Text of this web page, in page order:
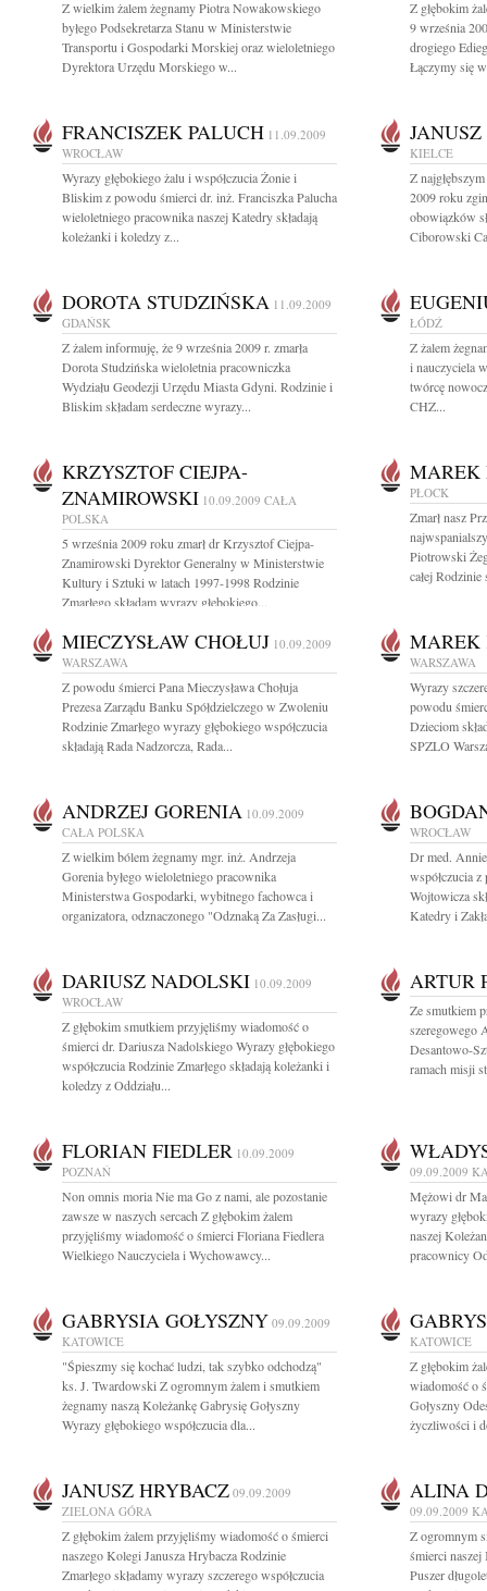
Z wielkim żalem żegnamy Piotra Nowakowskiego
byłego Podsekretarza Stanu w Ministerstwie
Transportu i Gospodarki Morskiej oraz wieloletniego
Dyrektora Urzędu Morskiego w...
Z głębokim
9 września
drogiego
Łączymy się
FRANCISZEK PALUCH 11.09.2009
WROCŁAW
Wyrazy głębokiego żalu i współczucia Żonie i
Bliskim z powodu śmierci dr. inż. Franciszka Palucha
wieloletniego pracownika naszej Katedry składają
koleżanki i koledzy z...
KIELCE
Z
2009 roku
obowiązków
Ciborowski
DOROTA STUDZIŃSKA 11.09.2009
GDAŃSK
Z żalem informuję, że 9 września 2009 r. zmarła
Dorota Studzińska wieloletnia pracowniczka
Wydziału Geodezji Urzędu Miasta Gdyni. Rodzinie i
Bliskim składam serdeczne wyrazy...
ŁÓDŹ
Z żalem
i nauczyciela
twórcę
CHZ...
KRZYSZTOF CIEJPA-
ZNAMIROWSKI 10.09.2009 CAŁA
POLSKA
5 września 2009 roku zmarł dr Krzysztof Ciejpa-
Znamirowski Dyrektor Generalny w Ministerstwie
Kultury i Sztuki w latach 1997-1998 Rodzinie
Zmarłego składam wyrazy głębokiego...
MAREK
PŁOCK
Zmarł nasz
Piotrowski
całej Rodzinie
MIECZYSŁAW CHOŁUJ 10.09.2009
WARSZAWA
Z powodu śmierci Pana Mieczysława Chołuja
Prezesa Zarządu Banku Spółdzielczego w Zwoleniu
Rodzinie Zmarłego wyrazy głębokiego współczucia
składają Rada Nadzorcza, Rada...
MAREK
WARSZAWA
Wyrazy
powodu
Dzieciom
SPZLO
ANDRZEJ GORENIA 10.09.2009
CAŁA POLSKA
Z wielkim bólem żegnamy mgr. inż. Andrzeja
Gorenia byłego wieloletniego pracownika
Ministerstwa Gospodarki, wybitnego fachowca i
organizatora, odznaczonego "Odznaką Za Zasługi...
WROCŁAW
Dr med.
współczucia
Wojtowicza
Katedry i
DARIUSZ NADOLSKI 10.09.2009
WROCŁAW
Z głębokim smutkiem przyjęliśmy wiadomość o
śmierci dr. Dariusza Nadolskiego Wyrazy głębokiego
współczucia Rodzinie Zmarłego składają koleżanki i
koledzy z Oddziału...
ARTUR
Ze smutkiem
szeregowego
Desantowo-
ramach misji
FLORIAN FIEDLER 10.09.2009
POZNAŃ
Non omnis moria Nie ma Go z nami, ale pozostanie
zawsze w naszych sercach Z głębokim żalem
przyjęliśmy wiadomość o śmierci Floriana Fiedlera
Wielkiego Nauczyciela i Wychowawcy...
09.09.2009
Mężowi dr
wyrazy
naszej
pracownicy
GABRYSIA GOŁYSZNY 09.09.2009
KATOWICE
"Śpieszmy się kochać ludzi, tak szybko odchodzą"
ks. J. Twardowski Z ogromnym żalem i smutkiem
żegnamy naszą Koleżankę Gabrysię Gołyszny
Wyrazy głębokiego współczucia dla...
KATOWICE
Z głębokim
wiadomość o
Gołyszny
życzliwości i
JANUSZ HRYBACZ 09.09.2009
ZIELONA GÓRA
Z głębokim żalem przyjęliśmy wiadomość o śmierci
naszego Kolegi Janusza Hrybacza Rodzinie
Zmarłego składamy wyrazy szczerego współczucia
ALINA
09.09.2009
Z ogromnym
śmierci
Puszer